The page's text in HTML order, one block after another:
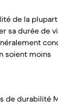
de la
sa durée de
soient moins
de durabilité